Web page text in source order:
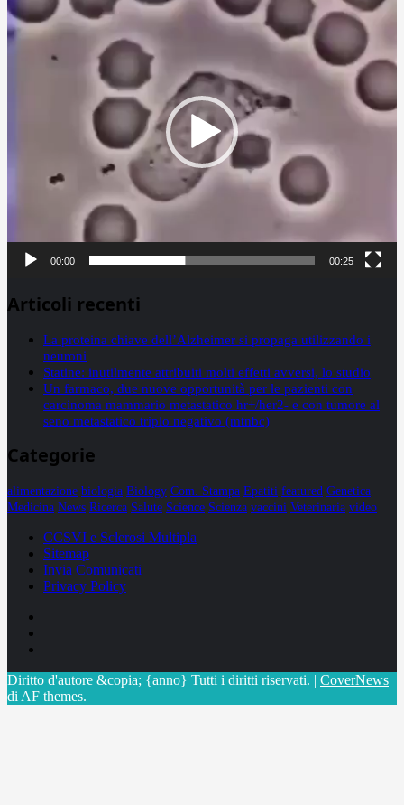
Player
00:00 00:25
Articoli recenti
La proteina chiave dell’Alzheimer si propaga utilizzando i
neuroni
Statine: inutilmente attribuiti molti effetti avversi, lo studio
Un farmaco, due nuove opportunità per le pazienti con
carcinoma mammario metastatico hr+/her2- e con tumore al
seno metastatico triplo negativo (mtnbc)
Categorie
alimentazione biologia Biology Com. Stampa Epatiti featured Genetica
Medicina News Ricerca Salute Science Scienza vaccini Veterinaria video
CCSVI e Sclerosi Multipla
Sitemap
Invia Comunicati
Privacy Policy
Diritto d'autore &copia; {anno} Tutti i diritti riservati. | CoverNews
di AF themes.